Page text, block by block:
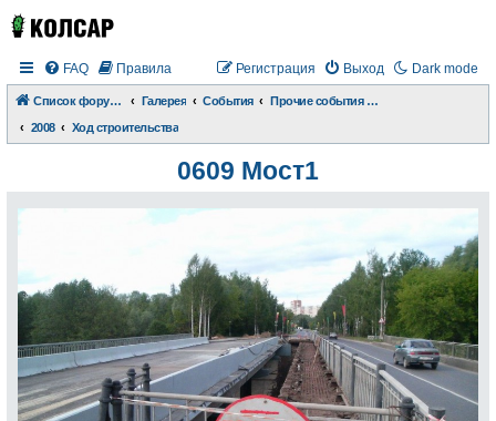
Dark mode
FAQ Правила Выход
Регистрация
Список форумов Галерея События
Прочие события и происшествия
2008
Ход строительства
0609 Мост1